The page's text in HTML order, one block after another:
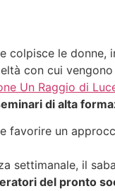
le
con cui
Un Raggio di
di alta
favorire un
settimanale, il
del pronto